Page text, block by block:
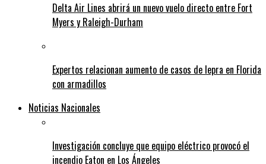
Delta Air Lines abrirá un nuevo vuelo directo entre Fort
Myers y Raleigh-Durham
Expertos relacionan aumento de casos de lepra en Florida
con armadillos
Noticias Nacionales
Investigación concluye que equipo eléctrico provocó el
incendio Eaton en Los Ángeles